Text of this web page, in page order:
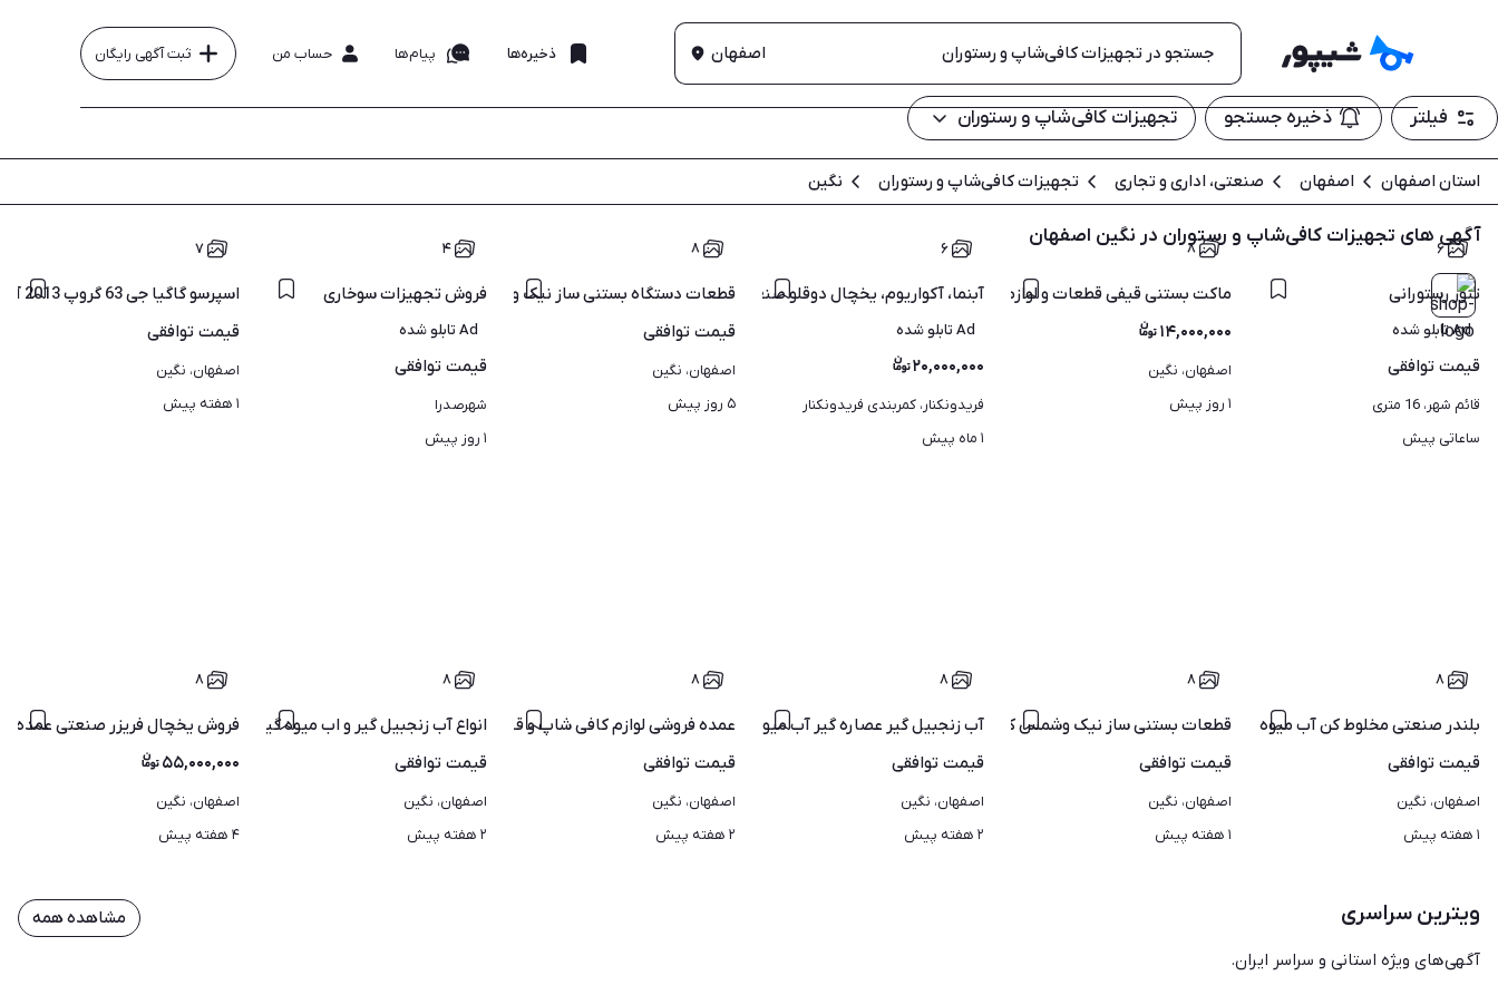
اصفهان ذخیره‌ها پیام‌ها حساب من ثبت آگهی رایگان
فیلتر ذخیره جستجو تجهیزات کافی‌شاپ و رستوران
استان اصفهان اصفهان صنعتی، اداری و تجاری تجهیزات کافی‌شاپ و رستوران نگین
آگهی های تجهیزات کافی‌شاپ و رستوران در نگین اصفهان
۶
تنور رستورانی
Ad تابلو شده
قیمت توافقی
قائم شهر، 16 متری
ساعاتی پیش
۸
ماکت بستنی قیفی قطعات و لوازم یدکی اسپرسو بستنی ساز ارسال
۱۴,۰۰۰,۰۰۰
اصفهان، نگین
۱ روز پیش
۶
آبنما، آکواریوم، یخچال دوقلو صنعتی تلویزیون، میز و صندلی
Ad تابلو شده
۲۰,۰۰۰,۰۰۰
فریدونکنار، کمربندی فریدونکنار
۱ ماه پیش
۸
قطعات دستگاه بستنی ساز نیک و شمس ایتالیایی ارسال سراسر ایران
قیمت توافقی
اصفهان، نگین
۵ روز پیش
۴
فروش تجهیزات سوخاری
Ad تابلو شده
قیمت توافقی
شهرصدرا
۱ روز پیش
۷
اسپرسو گاگیا جی 63 گروپ 2013 آب زنجبیل گیری معراج سیلو قهوه
قیمت توافقی
اصفهان، نگین
۱ هفته پیش
۸
بلندر صنعتی مخلوط کن آب میوه گیری icnارسال سراسر ایران
قیمت توافقی
اصفهان، نگین
۱ هفته پیش
۸
قطعات بستنی ساز نیک وشمس کارپیژل ارسال سراسر ایران
قیمت توافقی
اصفهان، نگین
۱ هفته پیش
۸
آب زنجبیل گیر عصاره گیر آب میوه گیری یخ دربهشت بستنی ساز
قیمت توافقی
اصفهان، نگین
۲ هفته پیش
۸
عمده فروشی لوازم کافی شاپ و قهوه و بستنی ارسال سراسر ایران
قیمت توافقی
اصفهان، نگین
۲ هفته پیش
۸
انواع آب زنجبیل گیر و اب میوه گیری صنعتی ولوازم کافی شاپ
قیمت توافقی
اصفهان، نگین
۲ هفته پیش
۸
فروش یخچال فریزر صنعتی عمده
۵۵,۰۰۰,۰۰۰
اصفهان، نگین
۴ هفته پیش
ویترین سراسری
آگهی‌های ویژه استانی و سراسر ایران.
مشاهده همه